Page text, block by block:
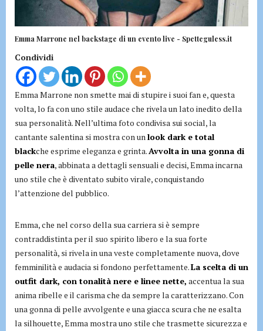
Emma Marrone nel backstage di un evento live - Spetteguless.it
Condividi
Emma Marrone non smette mai di stupire i suoi fan e, questa
volta, lo fa con uno stile audace che rivela un lato inedito della
sua personalità. Nell’ultima foto condivisa sui social, la
cantante salentina si mostra con unlook dark e total
blackche esprime eleganza e grinta.Avvolta in una gonna di
pelle nera, abbinata a dettagli sensuali e decisi, Emma incarna
uno stile che è diventato subito virale, conquistando
l’attenzione del pubblico.
Emma, che nel corso della sua carriera si è sempre
contraddistinta per il suo spirito libero e la sua forte
personalità, si rivela in una veste completamente nuova, dove
femminilità e audacia si fondono perfettamente.La scelta di un
outfit dark, con tonalità nere e linee nette, accentua la sua
anima ribelle e il carisma che da sempre la caratterizzano. Con
una gonna di pelle avvolgente e una giacca scura che ne esalta
la silhouette, Emma mostra uno stile che trasmette sicurezza e